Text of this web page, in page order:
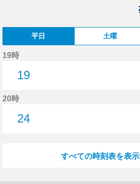
平日 土曜
19時
19
20時
24
すべての時刻表を表示